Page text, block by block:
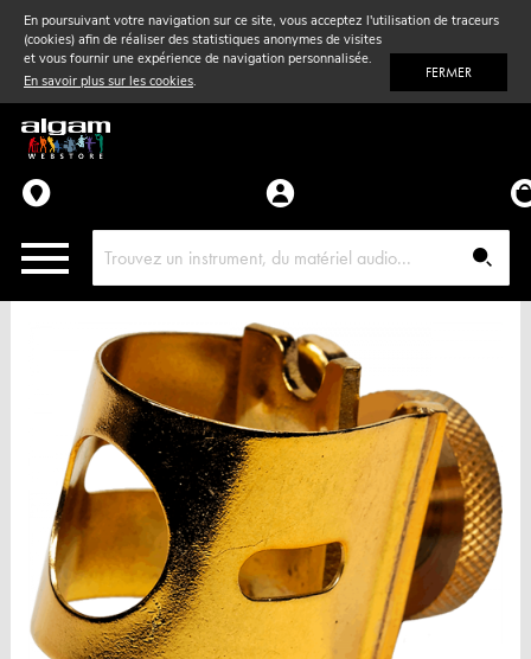
En poursuivant votre navigation sur ce site, vous acceptez l'utilisation de traceurs
(cookies) afin de réaliser des statistiques anonymes de visites
et vous fournir une expérience de navigation personnalisée.
En savoir plus sur les cookies. FERMER
Vent& Violon
Accessoires
Pièces détachées